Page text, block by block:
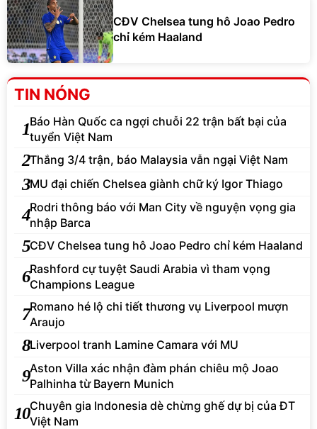
CĐV Chelsea tung hô Joao Pedro
chỉ kém Haaland
TIN NÓNG
1Báo Hàn Quốc ca ngợi chuỗi 22 trận bất bại của
tuyển Việt Nam
2Thắng 3/4 trận, báo Malaysia vẫn ngại Việt Nam
3MU đại chiến Chelsea giành chữ ký Igor Thiago
4Rodri thông báo với Man City về nguyện vọng gia
nhập Barca
5CĐV Chelsea tung hô Joao Pedro chỉ kém Haaland
6Rashford cự tuyệt Saudi Arabia vì tham vọng
Champions League
7Romano hé lộ chi tiết thương vụ Liverpool mượn
Araujo
8Liverpool tranh Lamine Camara với MU
9Aston Villa xác nhận đàm phán chiêu mộ Joao
Palhinha từ Bayern Munich
10Chuyên gia Indonesia dè chừng ghế dự bị của ĐT
Việt Nam